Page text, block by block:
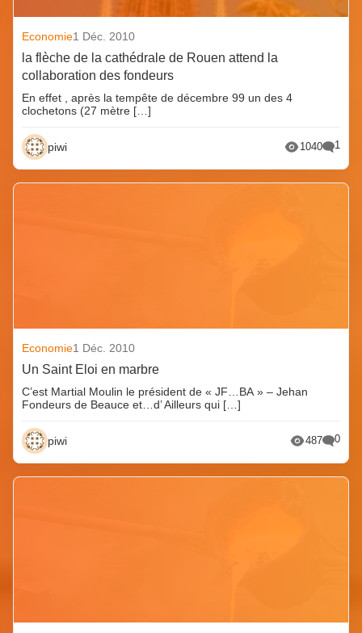
Economie1 Déc. 2010
la flèche de la cathédrale de Rouen attend la
collaboration des fondeurs
En effet , après la tempête de décembre 99 un des 4
clochetons (27 mètre […]
piwi 1040 1
Economie1 Déc. 2010
Un Saint Eloi en marbre
C’est Martial Moulin le président de « JF…BA » – Jehan
Fondeurs de Beauce et…d’ Ailleurs qui […]
piwi 487 0